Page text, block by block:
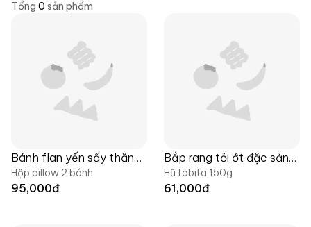
Tổng 0 sản phẩm
Bánh flan yến sấy thăng
hoa, đặc sản Yumsea x
Langfarm
Hộp pillow 2 bánh
95,000đ
Bắp rang tỏi ớt đặc sản
Yumsea x Langfarm
Hũ tobita 150g
61,000đ